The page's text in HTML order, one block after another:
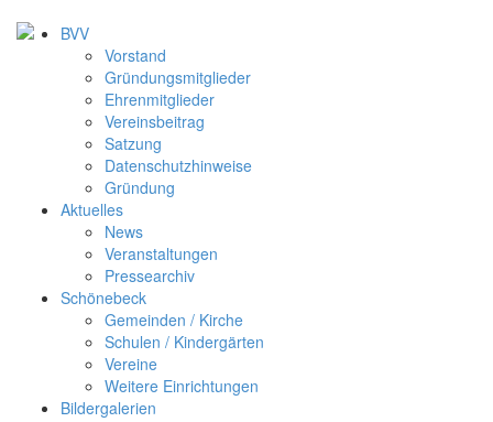
BVV
Vorstand
Gründungsmitglieder
Ehrenmitglieder
Vereinsbeitrag
Satzung
Datenschutzhinweise
Gründung
Aktuelles
News
Veranstaltungen
Pressearchiv
Schönebeck
Gemeinden / Kirche
Schulen / Kindergärten
Vereine
Weitere Einrichtungen
Bildergalerien